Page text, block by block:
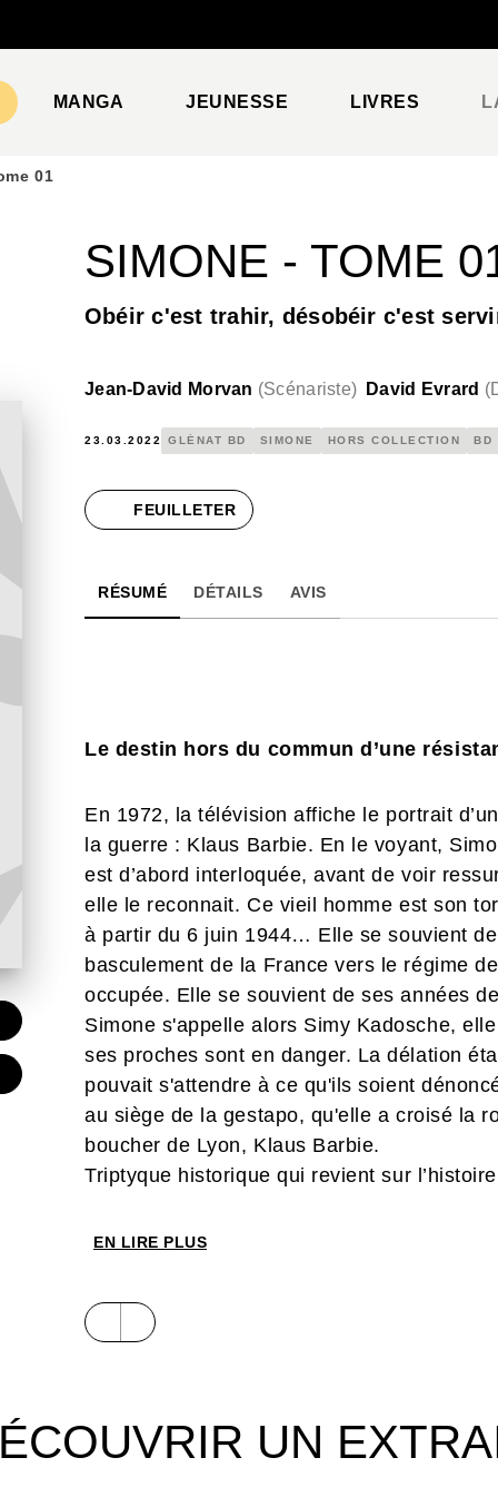
MANGA JEUNESSE LIVRES
01
SIMONE - TOME
Obéir c'est trahir, désobéir c'est
Jean-David Morvan (Scénariste) David Evrard (
23.03.2022 GLÉNAT BD SIMONE HORS COLLECTION BD
FEUILLETER
RÉSUMÉ DÉTAILS AVIS
Le destin hors du commun d’une
En 1972, la télévision affiche le portrait
la guerre : Klaus Barbie. En le voyant,
est d’abord interloquée, avant de voir
elle le reconnait. Ce vieil homme est son
à partir du 6 juin 1944… Elle se souvient
basculement de la France vers le régime
occupée. Elle se souvient de ses années
Simone s'appelle alors Simy Kadosche,
ses proches sont en danger. La délation
pouvait s'attendre à ce qu'ils soient
au siège de la gestapo, qu'elle a croisé la
boucher de Lyon, Klaus Barbie.
Triptyque historique qui revient sur
l'un des témoins clé.
talent des auteurs d’
EN LIRE PLUS
UN